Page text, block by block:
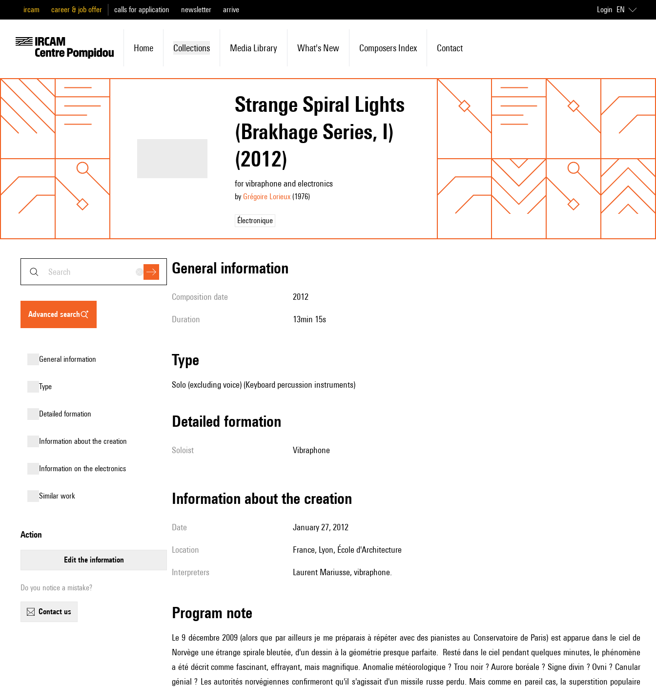
ircam career & job offer calls for application newsletter arrive Login EN
Home Collections Media Library What's New Composers Index Contact
Strange Spiral Lights
(Brakhage Series, I)
(2012)
for vibraphone and electronics
by Grégoire Lorieux(1976)
Électronique
advanced search
general information
type
detailed formation
information about the creation
Information on the electronics
similar work
action
edit the information
Do you notice a mistake?
contact us
general information
composition date 2012
duration 13min 15s
type
Solo (excluding voice) (Keyboard percussion instruments)
detailed formation
Soloist vibraphone
information about the creation
date January 27, 2012
location France, Lyon, École d'Architecture
interpreters Laurent Mariusse, vibraphone.
Program note
Le 9 décembre 2009 (alors que par ailleurs je me préparais à répéter avec des pianistes au Conservatoire de Paris) est apparue dans le ciel de
Norvège une étrange spirale bleutée, d'un dessin à la géométrie presque parfaite. Resté dans le ciel pendant quelques minutes, le phénomène
a été décrit comme fascinant, effrayant, mais magnifique. Anomalie météorologique ? Trou noir ? Aurore boréale ? Signe divin ? Ovni ? Canular
génial ? Les autorités norvégiennes confirmeront qu'il s'agissait d'un missile russe perdu. Mais comme en pareil cas, la superstition populaire